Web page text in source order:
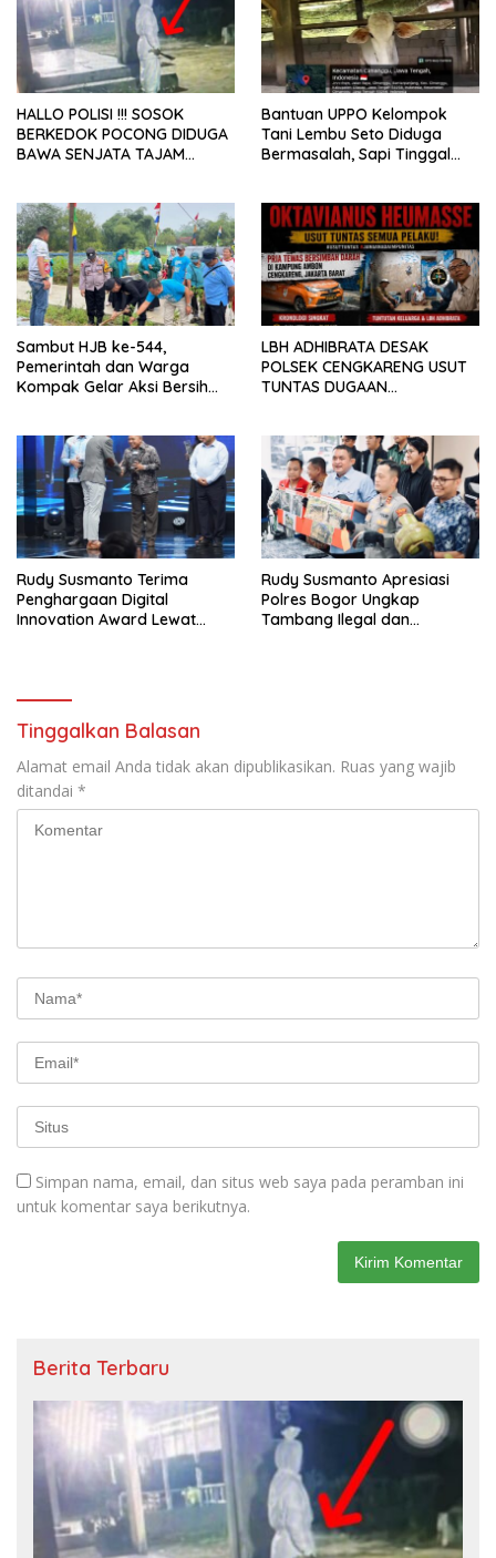
HALLO POLISI !!! SOSOK
BERKEDOK POCONG DIDUGA
BAWA SENJATA TAJAM
LEBONG
Bantuan UPPO Kelompok
Tani Lembu Seto Diduga
Bermasalah, Sapi Tinggal
Sambut HJB ke-544,
Pemerintah dan Warga
Kompak Gelar Aksi Bersih
LBH ADHIBRATA DESAK
POLSEK CENGKARENG USUT
TUNTAS DUGAAN
Rudy Susmanto Terima
Penghargaan Digital
Innovation Award Lewat
Rudy Susmanto Apresiasi
Polres Bogor Ungkap
Tambang Ilegal dan
Tinggalkan Balasan
Alamat email Anda tidak akan dipublikasikan. Ruas yang wajib
ditandai *
Simpan nama, email, dan situs web saya pada peramban ini
untuk komentar saya berikutnya.
Berita Terbaru